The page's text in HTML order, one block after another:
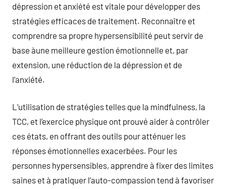
dépression et anxiété est vitale pour développer des
stratégies efficaces de traitement. Reconnaître et
comprendre sa propre hypersensibilité peut servir de
base àune meilleure gestion émotionnelle et, par
extension, une réduction de la dépression et de
l’anxiété.
L’utilisation de stratégies telles que la mindfulness, la
TCC, et l’exercice physique ont prouvé aider à contrôler
ces états, en offrant des outils pour atténuer les
réponses émotionnelles exacerbées. Pour les
personnes hypersensibles, apprendre à fixer des limites
saines et à pratiquer l’auto-compassion tend à favoriser